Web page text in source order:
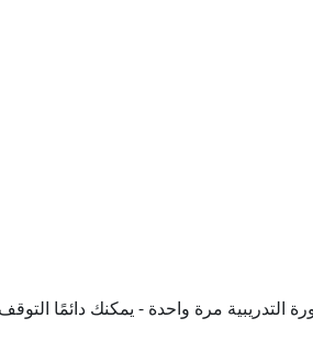
التدريبية مرة واحدة - يمكنك دائمًا